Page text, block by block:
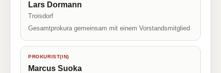
Lars Dormann
Troisdorf
Gesamtprokura gemeinsam mit einem Vorstandsmitglied
PROKURIST(IN)
Marcus Suoka